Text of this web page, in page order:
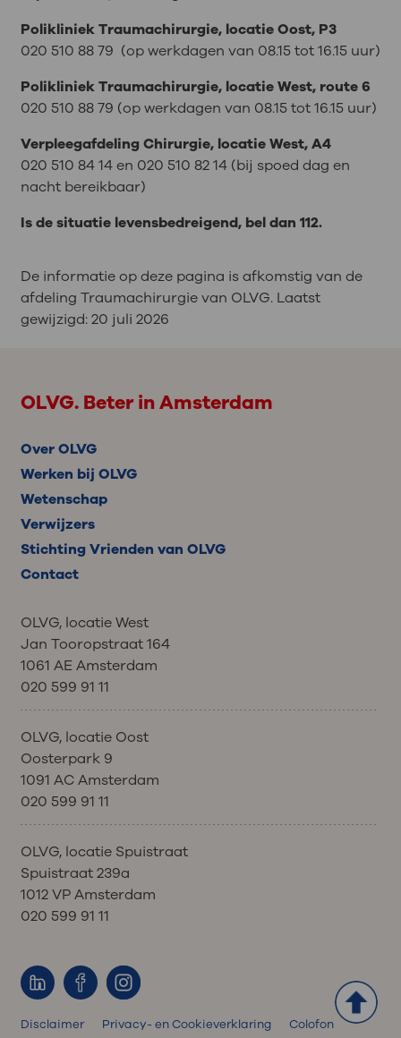
Polikliniek Traumachirurgie, locatie Oost, P3
020 510 88 79 (op werkdagen van 08.15 tot 16.15 uur)
Polikliniek Traumachirurgie, locatie West, route 6
020 510 88 79 (op werkdagen van 08.15 tot 16.15 uur)
Verpleegafdeling Chirurgie, locatie West, A4
020 510 84 14 en 020 510 82 14 (bij spoed dag en
nacht bereikbaar)
Is de situatie levensbedreigend, bel dan 112.
De informatie op deze pagina is afkomstig van de
afdeling Traumachirurgie van OLVG. Laatst
gewijzigd:20 juli 2026
OLVG. Beter in Amsterdam
Over OLVG
Werken bij OLVG
Wetenschap
Verwijzers
Stichting Vrienden van OLVG
Contact
OLVG, locatie West
Jan Tooropstraat 164
1061 AE Amsterdam
020 599 91 11
OLVG, locatie Oost
Oosterpark 9
1091 AC Amsterdam
020 599 91 11
OLVG, locatie Spuistraat
Spuistraat 239a
1012 VP Amsterdam
020 599 91 11
Disclaimer Privacy- en Cookieverklaring Colofon